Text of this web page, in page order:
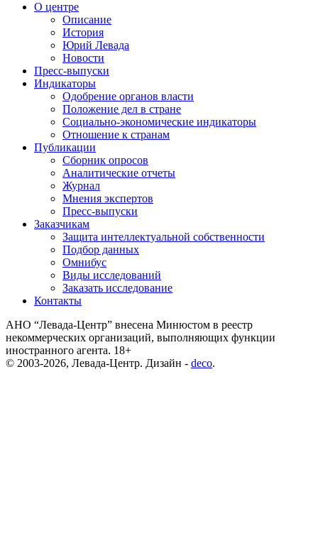
О центре
Описание
История
Юрий Левада
Новости
Пресс-выпуски
Индикаторы
Одобрение органов власти
Положение дел в стране
Социально-экономические индикаторы
Отношение к странам
Публикации
Сборник опросов
Аналитические отчеты
Журнал
Мнения экспертов
Пресс-выпуски
Заказчикам
Защита интеллектуальной собственности
Подбор данных
Омнибус
Виды исследований
Заказать исследование
Контакты
АНО “Левада-Центр” внесена Минюстом в реестр
некоммерческих организаций, выполняющих функции
иностранного агента. 18+
© 2003-2026, Левада-Центр. Дизайн - deco.